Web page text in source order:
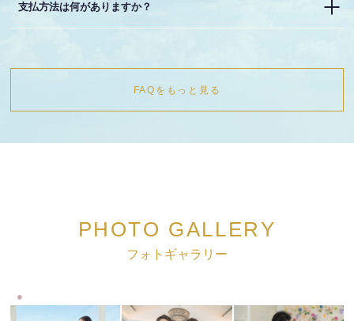
支払方法は何がありますか？
FAQをもっと見る
PHOTO GALLERY
フォトギャラリー